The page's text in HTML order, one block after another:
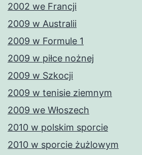
2002 we Francji
2009 w Australii
2009 w Formule 1
2009 w piłce nożnej
2009 w Szkocji
2009 w tenisie ziemnym
2009 we Włoszech
2010 w polskim sporcie
2010 w sporcie żużlowym